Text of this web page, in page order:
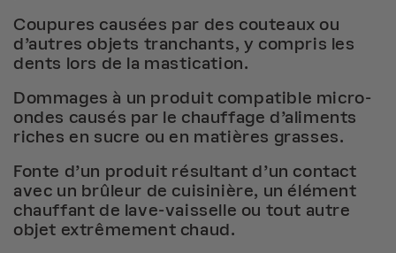
Coupures causées par des couteaux ou
d’autres objets tranchants, y compris les
dents lors de la mastication.
Dommages à un produit compatible micro-
ondes causés par le chauffage d’aliments
riches en sucre ou en matières grasses.
Fonte d’un produit résultant d’un contact
avec un brûleur de cuisinière, un élément
chauffant de lave-vaisselle ou tout autre
objet extrêmement chaud.